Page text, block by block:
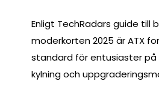
Enligt TechRadars guide till
moderkorten 2025 är ATX
standard för entusiaster
kylning och